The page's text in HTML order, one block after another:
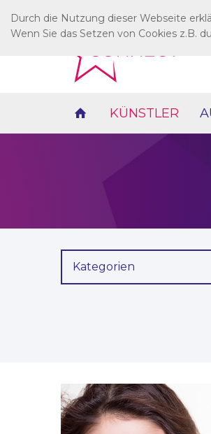
KÜNSTLER
Kategorien
Durch die Nutzung dieser Webseite
Wenn Sie das Setzen von Cookies z.B.